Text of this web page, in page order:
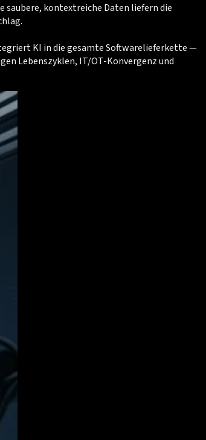
saubere, kontextreiche Daten liefern die
KI in die gesamte Softwarelieferkette —
Lebenszyklen, IT/OT-Konvergenz und